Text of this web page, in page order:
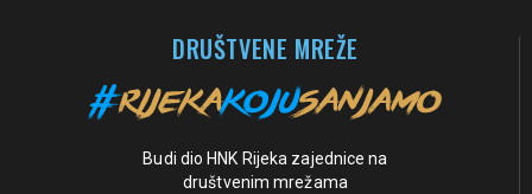
DRUŠTVENE MREŽE
Budi dio HNK Rijeka zajednice na
društvenim mrežama